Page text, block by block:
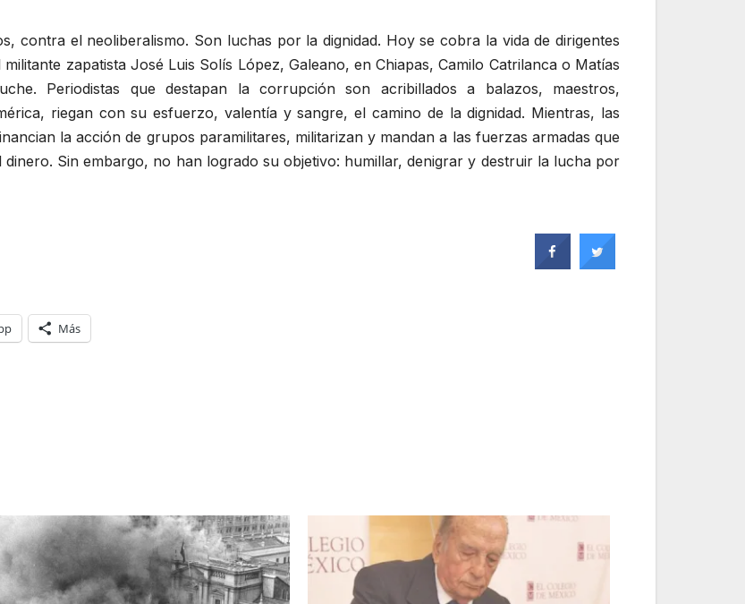
contra el neoliberalismo. Son luchas por la dignidad. Hoy se cobra la vida de dirigentes
zapatista José Luis Solís López, Galeano, en Chiapas, Camilo Catrilanca o Matías
Periodistas que destapan la corrupción son acribillados a balazos, maestros,
riegan con su esfuerzo, valentía y sangre, el camino de la dignidad. Mientras, las
la acción de grupos paramilitares, militarizan y mandan a las fuerzas armadas que
Sin embargo, no han logrado su objetivo: humillar, denigrar y destruir la lucha por
Más